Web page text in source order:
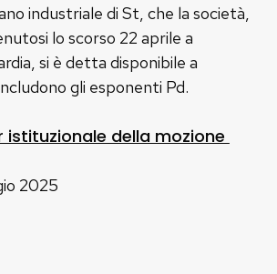
industriale di St, che la società,
lo scorso 22 aprile a
si è detta disponibile a
gli esponenti Pd.
istituzionale della mozione
2025